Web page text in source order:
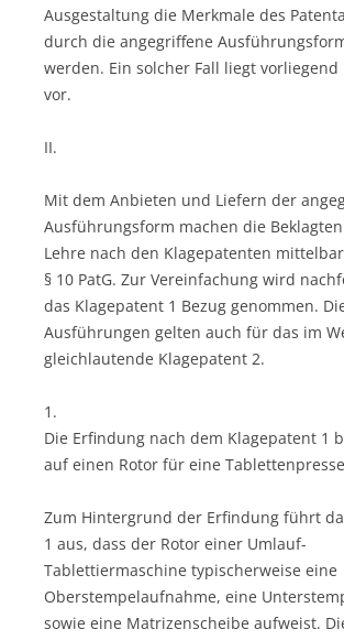
Ausgestaltung die Merkmale des
durch die angegriffene
werden. Ein solcher Fall liegt
vor.
II.
Mit dem Anbieten und Liefern der
Ausführungsform machen die
Lehre nach den Klagepatenten
§ 10 PatG. Zur Vereinfachung wird
das Klagepatent 1 Bezug genommen.
Ausführungen gelten auch für das im
gleichlautende Klagepatent 2.
1.
Die Erfindung nach dem Klagepatent 1
auf einen Rotor für eine
Zum Hintergrund der Erfindung führt
1 aus, dass der Rotor einer Umlauf-
Tablettiermaschine typischerweise eine
Oberstempelaufnahme, eine
sowie eine Matrizenscheibe aufweist.